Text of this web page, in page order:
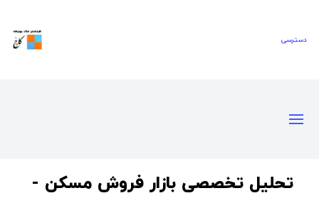
دسترسی‌
تحلیل تخصصی بازار فروش مسکن -